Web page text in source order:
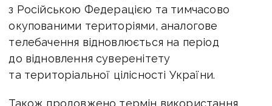
з Російською Федерацією та тимчасово
окупованими територіями, аналогове
телебачення відновлюється на період
до відновлення суверенітету
та територіальної цілісності України.
Також продовжено термін використання